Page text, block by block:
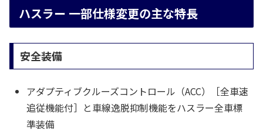
ハスラー 一部仕様変更の主な特長
安全装備
アダプティブクルーズコントロール（ACC）［全車速
追従機能付］と車線逸脱抑制機能をハスラー全車標
準装備